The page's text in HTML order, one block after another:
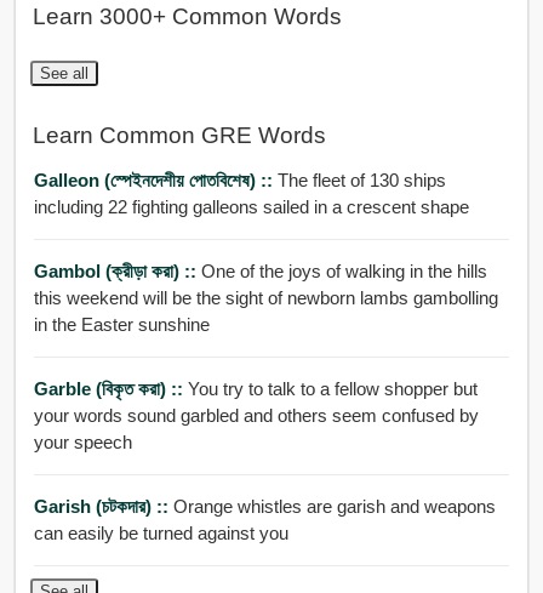
Learn 3000+ Common Words
See all
Learn Common GRE Words
Galleon (স্পেইনদেশীয় পোতবিশেষ) :: The fleet of 130 ships
including 22 fighting galleons sailed in a crescent shape
Gambol (ক্রীড়া করা) :: One of the joys of walking in the hills
this weekend will be the sight of newborn lambs gambolling
in the Easter sunshine
Garble (বিকৃত করা) :: You try to talk to a fellow shopper but
your words sound garbled and others seem confused by
your speech
Garish (চটকদার) :: Orange whistles are garish and weapons
can easily be turned against you